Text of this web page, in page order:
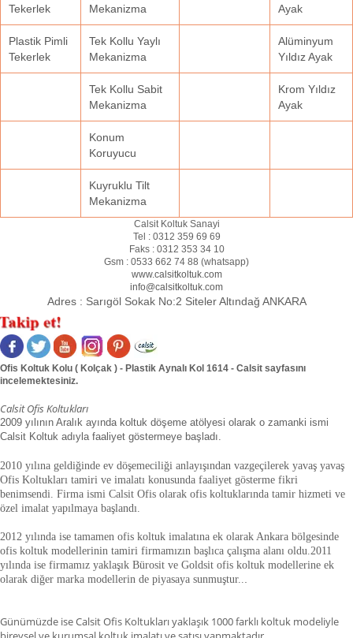
Tekerlek
Mekanizma
Ayak
Plastik Pimli
Tekerlek
Tek Kollu Yaylı
Mekanizma
Alüminyum
Yıldız Ayak
Tek Kollu Sabit
Mekanizma
Krom Yıldız
Ayak
Konum
Koruyucu
Kuyruklu Tilt
Mekanizma
Calsit Koltuk Sanayi
Tel : 0312 359 69 69
Faks : 0312 353 34 10
Gsm : 0533 662 74 88 (whatsapp)
www.calsitkoltuk.com
info@calsitkoltuk.com
Adres : Sarıgöl Sokak No:2 Siteler Altındağ ANKARA
Ofis Koltuk Kolu ( Kolçak ) - Plastik Aynalı Kol 1614 - Calsit sayfasını
incelemektesiniz.
Calsit Ofis Koltukları
2009 yılının Aralık ayında koltuk döşeme atölyesi olarak o zamanki ismi
Calsit Koltuk adıyla faaliyet göstermeye başladı.
2010 yılına geldiğinde ev döşemeciliği anlayışından vazgeçilerek yavaş yavaş
Ofis Koltukları tamiri ve imalatı konusunda faaliyet gösterme fikri
benimsendi. Firma ismi Calsit Ofis olarak ofis koltuklarında tamir hizmeti ve
özel imalat yapılmaya başlandı.
2012 yılında ise tamamen ofis koltuk imalatına ek olarak Ankara bölgesinde
ofis koltuk modellerinin tamiri firmamızın başlıca çalışma alanı oldu. 2011
yılında ise firmamız yaklaşık Bürosit ve Goldsit ofis koltuk modellerine ek
olarak diğer marka modellerin de piyasaya sunmuştur.
Günümüzde ise Calsit Ofis Koltukları yaklaşık 1000 farklı koltuk modeliyle